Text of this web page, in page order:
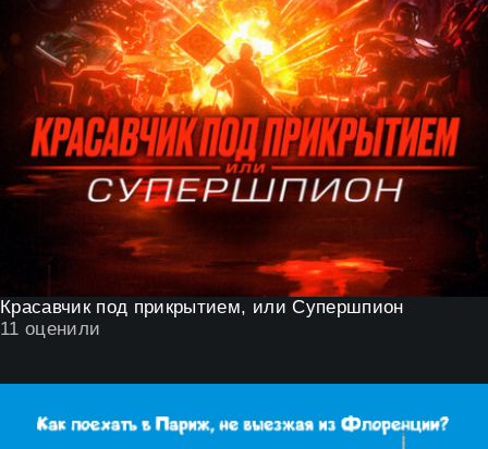
Красавчик под прикрытием, или Супершпион
11 оценили